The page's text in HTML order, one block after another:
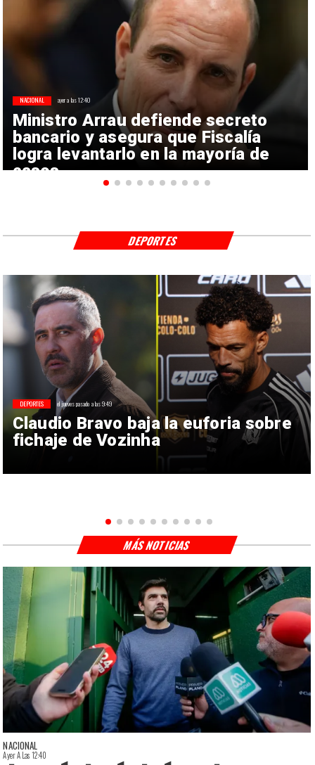
Ministro Arrau defiende secreto
bancario y asegura que Fiscalía
logra levantarlo en la mayoría de
casos
NACIONAL ayer a las 12:40
Claudio Bravo baja la euforia sobre
fichaje de Vozinha
DEPORTES el jueves pasado a las 9:49
DEPORTES
NACIONAL
Ayer A Las 12:40
MÁS NOTICIAS